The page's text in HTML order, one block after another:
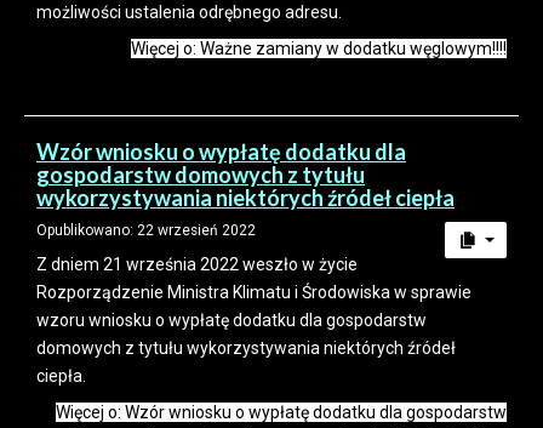
możliwości ustalenia odrębnego adresu.
Więcej o: Ważne zamiany w dodatku węglowym!!!!
Wzór wniosku o wypłatę dodatku dla
gospodarstw domowych z tytułu
wykorzystywania niektórych źródeł ciepła
Opublikowano: 22 wrzesień 2022
Z dniem 21 września 2022 weszło w życie
Rozporządzenie Ministra Klimatu i Środowiska w sprawie
wzoru wniosku o wypłatę dodatku dla gospodarstw
domowych z tytułu wykorzystywania niektórych źródeł
ciepła.
Więcej o: Wzór wniosku o wypłatę dodatku dla gospodarstw